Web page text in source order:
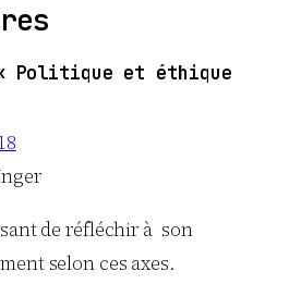
Politique et éthique
de réfléchir à son
selon ces axes.